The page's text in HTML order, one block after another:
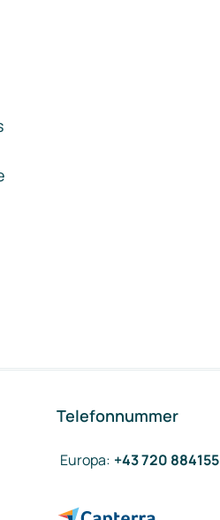
Telefonnummer
Europa: +43 720 884155